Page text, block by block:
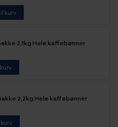
kurv
2,1kg Hele kaffebønner
2,2kg Hele kaffebønner